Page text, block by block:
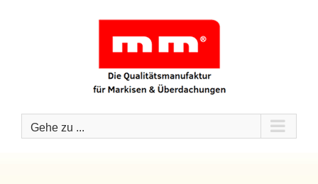
Gehe zu ...